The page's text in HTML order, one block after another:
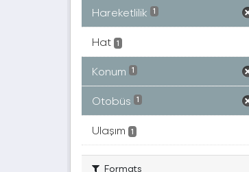
Hareketlilik 1
Hat 1
Konum 1
Otobüs 1
Ulaşım 1
Formats